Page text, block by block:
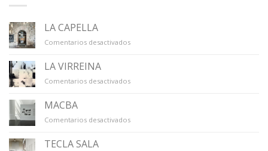
LA CAPELLA
Comentarios desactivadosen
LA VIRREINA
Comentarios desactivadosen
MACBA
Comentarios desactivadosen
TECLA SALA